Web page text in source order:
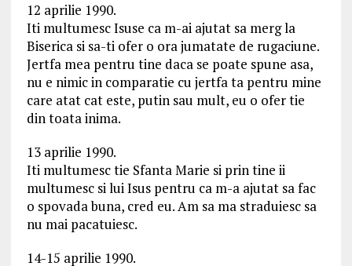
12 aprilie 1990.
Iti multumesc Isuse ca m-ai ajutat sa merg la
Biserica si sa-ti ofer o ora jumatate de rugaciune.
Jertfa mea pentru tine daca se poate spune asa,
nu e nimic in comparatie cu jertfa ta pentru mine
care atat cat este, putin sau mult, eu o ofer tie
din toata inima.
13 aprilie 1990.
Iti multumesc tie Sfanta Marie si prin tine ii
multumesc si lui Isus pentru ca m-a ajutat sa fac
o spovada buna, cred eu. Am sa ma straduiesc sa
nu mai pacatuiesc.
14-15 aprilie 1990.